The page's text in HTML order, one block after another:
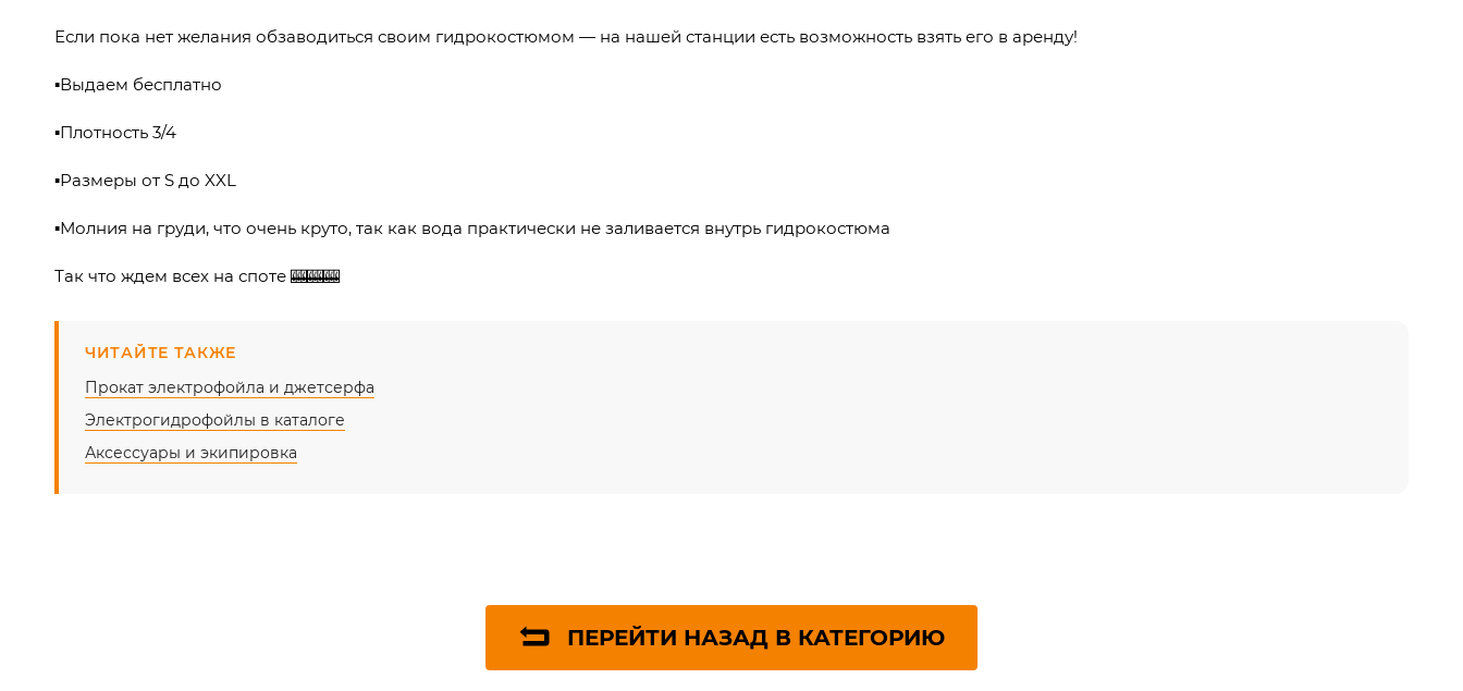
Если пока нет желания обзаводиться своим гидрокостюмом — на нашей станции есть возможность взять его в аренду!
▪️Выдаем бесплатно
▪️Плотность 3/4
▪️Размеры от S до XXL
▪️Молния на груди, что очень круто, так как вода практически не заливается внутрь гидрокостюма
Так что ждем всех на споте 🎰🎰🎰
ЧИТАЙТЕ ТАКЖЕ
Прокат электрофойла и джетсерфа
Электрогидрофойлы в каталоге
Аксессуары и экипировка
ПЕРЕЙТИ НАЗАД В КАТЕГОРИЮ